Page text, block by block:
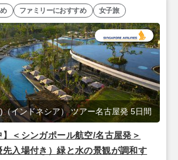
】＜シンガポール航空/名古屋発＞
先入場付き）緑と水の景観が調和す
インドネシア） ツアー名古屋発 5日間
ファミリーにおすすめ 女子旅